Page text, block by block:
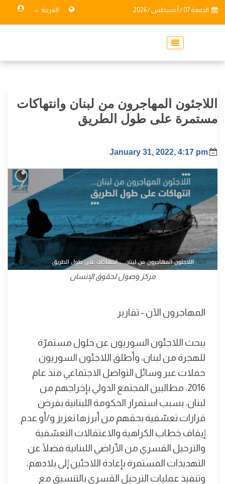
الجمعة 07 / أغسطس / 2026 العربية
اللاجئون المهاجرون من لبنان وانتهاكات
مستمرة على طول الطريق
January 31, 2022, 4:17 pm
مركز وصول لحقوق الإنسان
المهاجرون الآن - تقارير
يبحث اللاجئون السوريون عن حلول مستمرّة
للهجرة من لبنان، وأطلق اللاجئون السوريون
حملات عبر وسائل التواصل الاجتماعي منذ عام
2016، مطالبين المجتمع الدولي بإخراجهم من
لبنان، بسبب استمرار الحكومة اللبنانية بفرض
قرارات تعسّفية بحقهم من أبرزها تعزيز و/أو عدم
إيقاف خطاب الكراهية والاعتقالات التعسّفية
والترحيل القسري من الأراضي اللبنانية فضلًا عن
التهديدات المستمرة بإعادة اللاجئين إلى بلادهم،
وتنفيذ عمليات الترحيل القسري بالتنسيق مع